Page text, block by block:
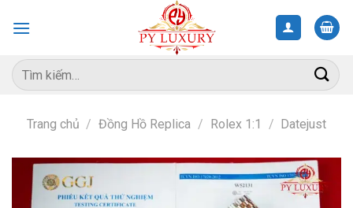
Tìm
kiếm:
Trang chủ / Đồng Hồ Replica / Rolex 1:1 / Datejust